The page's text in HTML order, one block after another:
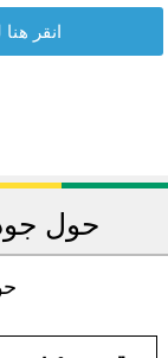
انقر
حول